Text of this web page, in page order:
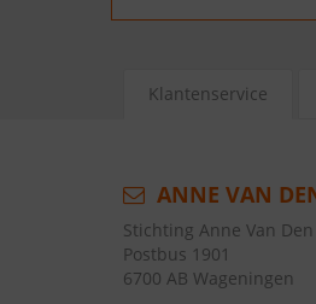
Klantenservice
ANNE VAN
Stichting Anne Van
Postbus 1901
6700 AB Wageningen